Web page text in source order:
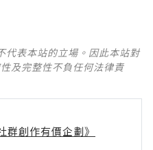
代表本站的立場。因此本站對
及完整性不負任何法律責
群創作有價企劃》